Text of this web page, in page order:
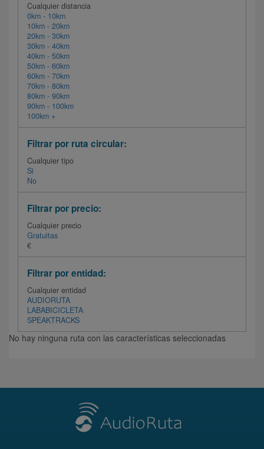
Cualquier distancia
0km - 10km
10km - 20km
20km - 30km
30km - 40km
40km - 50km
50km - 60km
60km - 70km
70km - 80km
80km - 90km
90km - 100km
100km +
Filtrar por ruta circular:
Cualquier tipo
Si
No
Filtrar por precio:
Cualquier precio
Gratuitas
€
Filtrar por entidad:
Cualquier entidad
AUDIORUTA
LABABICICLETA
SPEAKTRACKS
No hay ninguna ruta con las características seleccionadas